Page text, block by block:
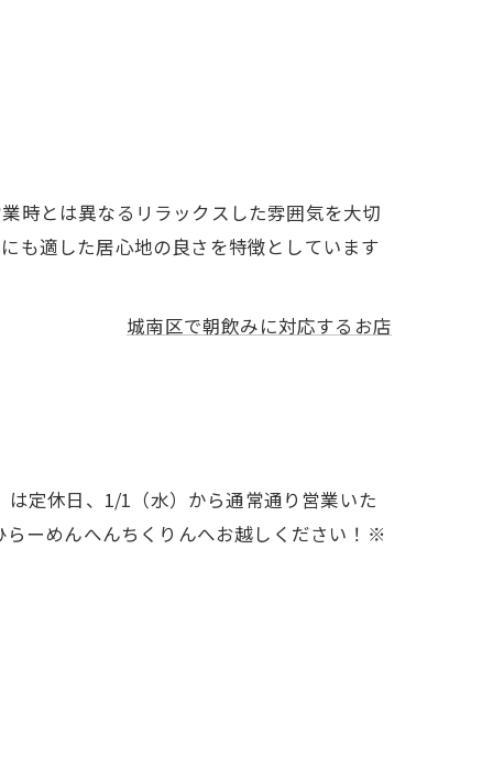
時とは異なるリラックスした雰囲気を大切
も適した居心地の良さを特徴としています
城南区で朝飲みに対応するお店
定休日、1/1（水）から通常通り営業いた
らーめんへんちくりんへお越しください！※